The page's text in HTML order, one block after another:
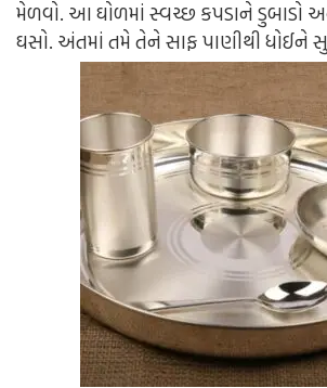
મેળવો. આ ઘોળમાં સ્વચ્છ કપડાને ડુબાડો
ઘસો. અંતમાં તમે તેને સાફ પાણીથી ધોઈને